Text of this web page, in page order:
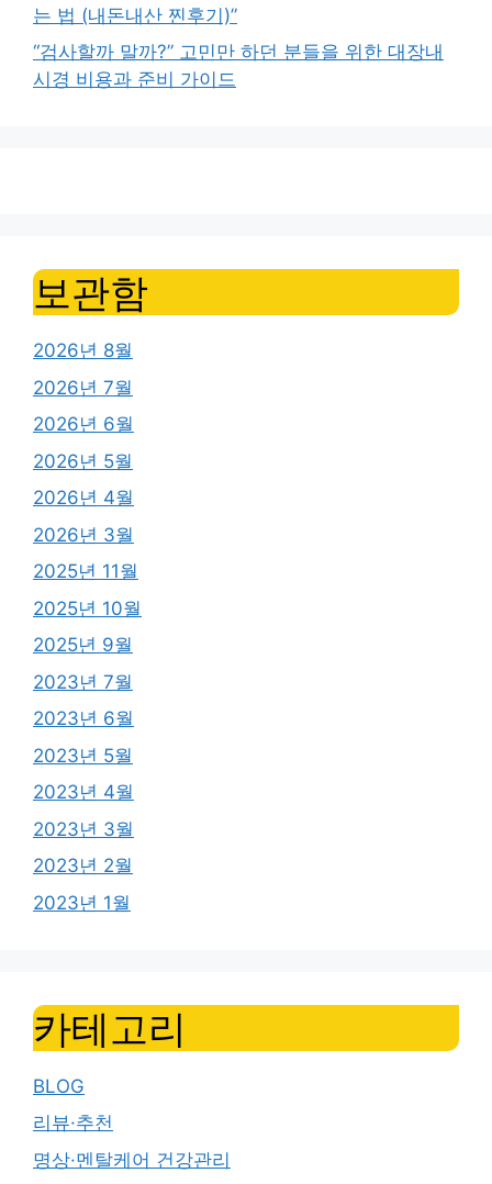
는 법 (내돈내산 찐후기)”
“검사할까 말까?” 고민만 하던 분들을 위한 대장내
시경 비용과 준비 가이드
보관함
2026년 8월
2026년 7월
2026년 6월
2026년 5월
2026년 4월
2026년 3월
2025년 11월
2025년 10월
2025년 9월
2023년 7월
2023년 6월
2023년 5월
2023년 4월
2023년 3월
2023년 2월
2023년 1월
카테고리
BLOG
리뷰·추천
명상·멘탈케어 건강관리